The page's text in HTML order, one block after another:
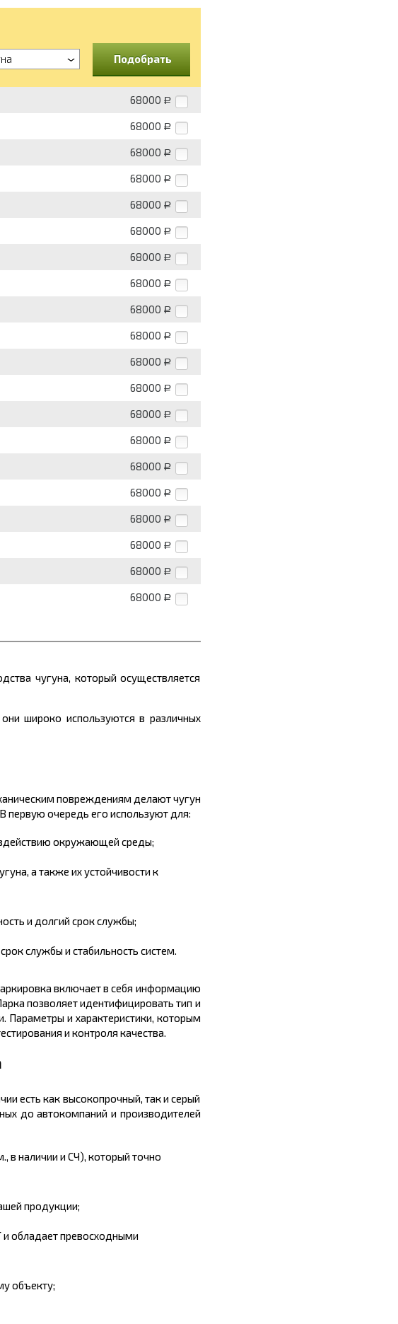
Подобрать
68000 Р
68000 Р
68000 Р
68000 Р
68000 Р
68000 Р
68000 Р
68000 Р
68000 Р
68000 Р
68000 Р
68000 Р
68000 Р
68000 Р
68000 Р
68000 Р
68000 Р
68000 Р
68000 Р
68000 Р
чугуна, который осуществляется
широко используются в различных
повреждениям делают чугун
первую очередь его используют для:
окружающей среды;
а также их устойчивости к
и долгий срок службы;
службы и стабильность систем.
включает в себя информацию
позволяет идентифицировать тип и
Параметры и характеристики, которым
и контроля качества.
есть как высокопрочный, так и серый
до автокомпаний и производителей
в наличии и СЧ), который точно
продукции;
и обладает превосходными
объекту;